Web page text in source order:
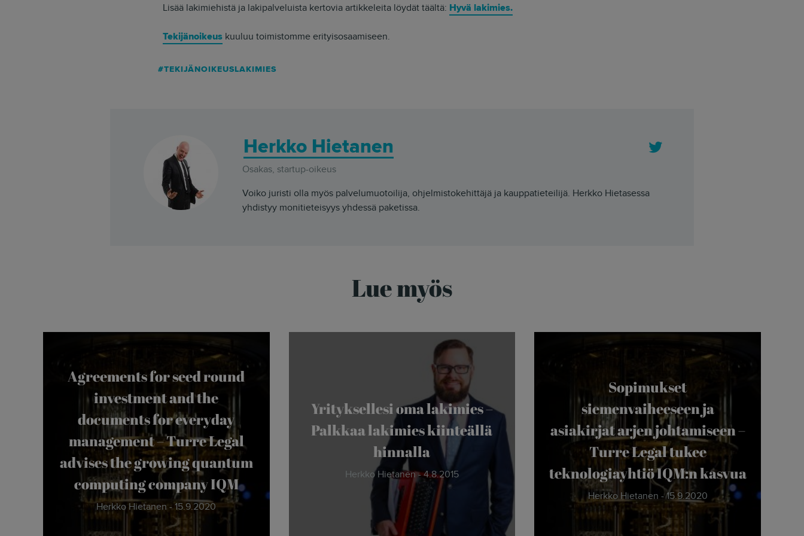
Lisää lakimiehistä ja lakipalveluista kertovia artikkeleita löydät täältä: Hyvä lakimies.
Tekijänoikeus kuuluu toimistomme erityisosaamiseen.
TEKIJÄNOIKEUSLAKIMIES
Herkko Hietanen
Osakas, startup-oikeus
Voiko juristi olla myös palvelumuotoilija, ohjelmistokehittäjä ja kauppatieteilijä. Herkko Hietasessa
yhdistyy monitieteisyys yhdessä paketissa.
Lue myös
Agreements for seed round
investment and the
documents for everyday
management – Turre Legal
advises the growing quantum
computing company IQM
Herkko Hietanen - 15.9.2020
Yrityksellesi oma lakimies –
Palkkaa lakimies kiinteällä
hinnalla
Herkko Hietanen - 4.8.2015
Sopimukset
siemenvaiheeseen ja
asiakirjat arjen johtamiseen –
Turre Legal tukee
teknologiayhtiö IQM:n kasvua
Herkko Hietanen - 15.9.2020